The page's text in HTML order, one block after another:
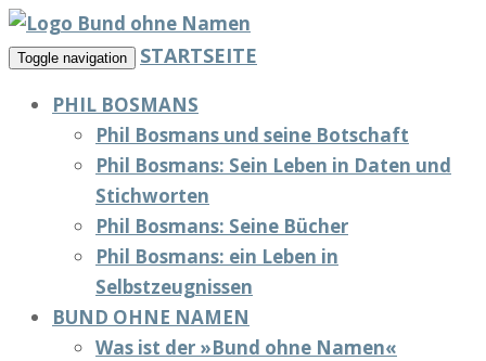
Toggle navigation STARTSEITE
PHIL BOSMANS
Phil Bosmans und seine Botschaft
Phil Bosmans: Sein Leben in Daten und
Stichworten
Phil Bosmans: Seine Bücher
Phil Bosmans: ein Leben in
Selbstzeugnissen
BUND OHNE NAMEN
Was ist der »Bund ohne Namen«